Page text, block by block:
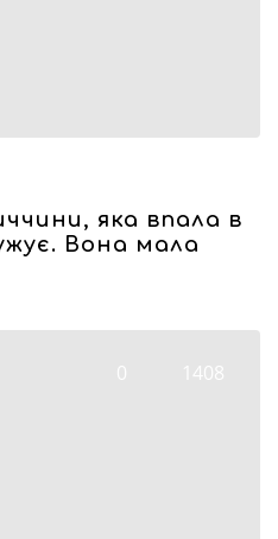
яка впала в
Вона мала
0 1408